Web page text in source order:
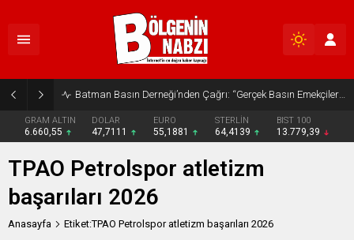
Batman Basın Derneği’nden Çağrı: “Gerçek Basın Emekçileri Desteklenmeli”
GRAM ALTIN
6.660,55
DOLAR
47,7111
EURO
55,1881
STERLİN
64,4139
BIST 100
13.779,39
TPAO Petrolspor atletizm
başarıları 2026
Anasayfa Etiket:TPAO Petrolspor atletizm başarıları 2026